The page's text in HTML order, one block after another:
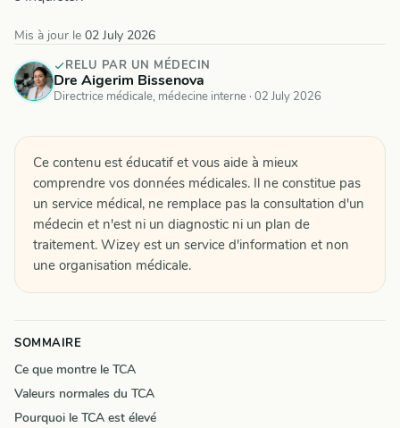
Mis à jour le 02 July 2026
RELU PAR UN MÉDECIN
Dre Aigerim Bissenova
Directrice médicale, médecine interne · 02 July 2026
Ce contenu est éducatif et vous aide à mieux
comprendre vos données médicales. Il ne constitue pas
un service médical, ne remplace pas la consultation d'un
médecin et n'est ni un diagnostic ni un plan de
traitement. Wizey est un service d'information et non
une organisation médicale.
SOMMAIRE
Ce que montre le TCA
Valeurs normales du TCA
Pourquoi le TCA est élevé